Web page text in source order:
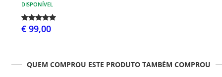
DISPONÍVEL
€ 99,00
QUEM COMPROU ESTE PRODUTO TAMBÉM COMPROU